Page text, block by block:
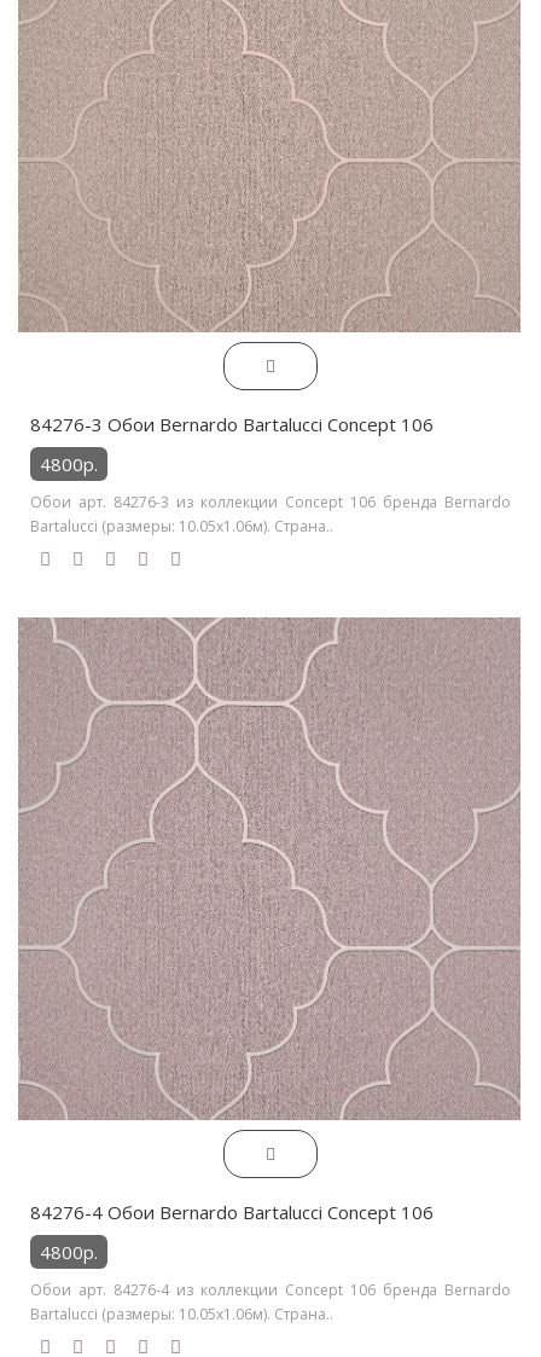
84276-3 Обои Bernardo Bartalucci Concept 106
4800р.
Обои арт. 84276-3 из коллекции Concept 106 бренда Bernardo
Bartalucci (размеры: 10.05х1.06м). Страна..
84276-4 Обои Bernardo Bartalucci Concept 106
4800р.
Обои арт. 84276-4 из коллекции Concept 106 бренда Bernardo
Bartalucci (размеры: 10.05х1.06м). Страна..